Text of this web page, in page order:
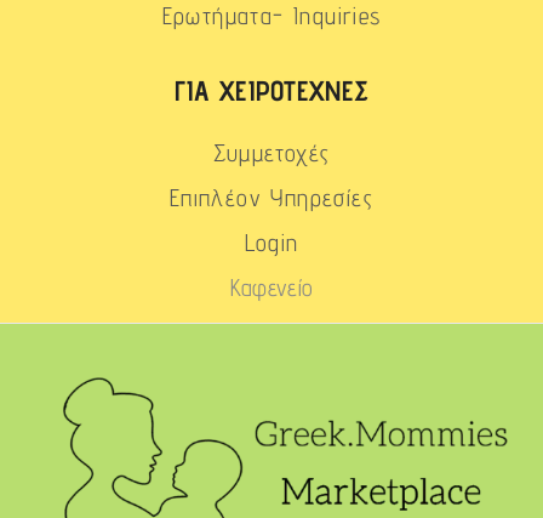
Ερωτήματα- Inquiries
ΓΙΑ ΧΕΙΡΟΤΈΧΝΕΣ
Συμμετοχές
Επιπλέον Υπηρεσίες
Login
Καφενείο